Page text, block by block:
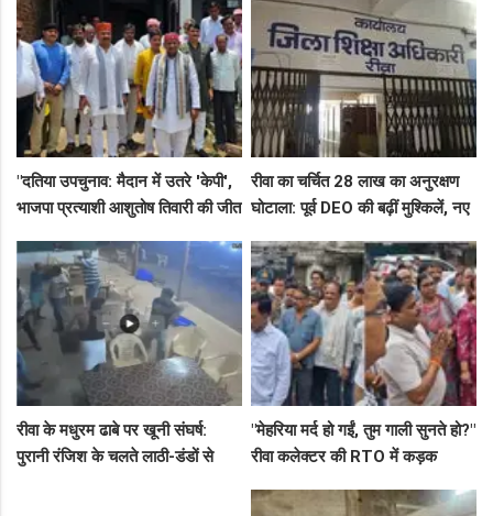
शॉप लुट गई!"
"दतिया उपचुनाव: मैदान में उतरे 'केपी',
भाजपा प्रत्याशी आशुतोष तिवारी की जीत
जारी!"
रीवा का चर्चित 28 लाख का अनुरक्षण
घोटाला: पूर्व DEO की बढ़ीं मुश्किलें, नए
रीवा के मधुरम ढाबे पर खूनी संघर्ष:
पुरानी रंजिश के चलते लाठी-डंडों से
"मेहरिया मर्द हो गईं, तुम गाली सुनते हो?"
रीवा कलेक्टर की RTO में कड़क